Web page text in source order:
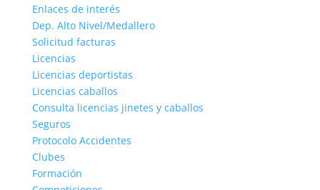
Enlaces de interés
Dep. Alto Nivel/Medallero
Solicitud facturas
Licencias
Licencias deportistas
Licencias caballos
Consulta licencias jinetes y caballos
Seguros
Protocolo Accidentes
Clubes
Formación